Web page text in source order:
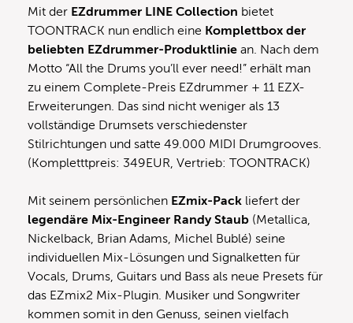
Mit der EZdrummer LINE Collection bietet
TOONTRACK nun endlich eine Komplettbox der
beliebten EZdrummer-Produktlinie an. Nach dem
Motto “All the Drums you’ll ever need!” erhält man
zu einem Complete-Preis EZdrummer + 11 EZX-
Erweiterungen. Das sind nicht weniger als 13
vollständige Drumsets verschiedenster
Stilrichtungen und satte 49.000 MIDI Drumgrooves.
(Kompletttpreis: 349EUR, Vertrieb: TOONTRACK)
Mit seinem persönlichen EZmix-Pack liefert der
legendäre Mix-Engineer Randy Staub (Metallica,
Nickelback, Brian Adams, Michel Bublé) seine
individuellen Mix-Lösungen und Signalketten für
Vocals, Drums, Guitars und Bass als neue Presets für
das EZmix2 Mix-Plugin. Musiker und Songwriter
kommen somit in den Genuss, seinen vielfach